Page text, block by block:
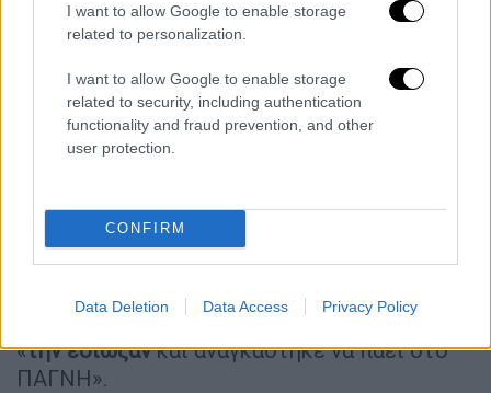
I want to allow Google to enable storage
related to personalization.
I want to allow Google to enable storage
related to security, including authentication
functionality and fraud prevention, and other
user protection.
CONFIRM
Data Deletion Data Access Privacy Policy
Όπως καταγγέλλει μάλιστα ο δικηγόρος, το
περιστατικό «προσπάθησαν να το θάψουν
και «δεν υπάρχει ούτε μια συγγνώμη».
Ακόμα περιμένουμε την ΕΔΕκαι
αναγκαστικά θα καταθέσουμε μήνυση»,
αποκάλυψε επίσης ο κ. Ζαγκανάς.
Η γυναίκα αυτή ακόμη συνεχίζει τον
«Γολγοθά» της,δεν έχει επανέλθει
δεν μπορεί να περπατήσει και συνεχίζει τις
θεραπείες. Μάλιστα, όταν η 45χρονη πήγε
στο ίδιο νοσοκομείο για να κάνει εξετάσεις
«την έδιωξανκαι αναγκάστηκε να πάει στο
ΠΑΓΝΗ».